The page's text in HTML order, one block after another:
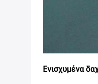
Ενισχυμένα